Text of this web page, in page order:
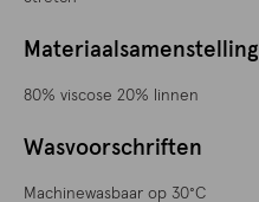
Materiaalsamenstelling
80% viscose 20% linnen
Wasvoorschriften
Machinewasbaar op 30°C